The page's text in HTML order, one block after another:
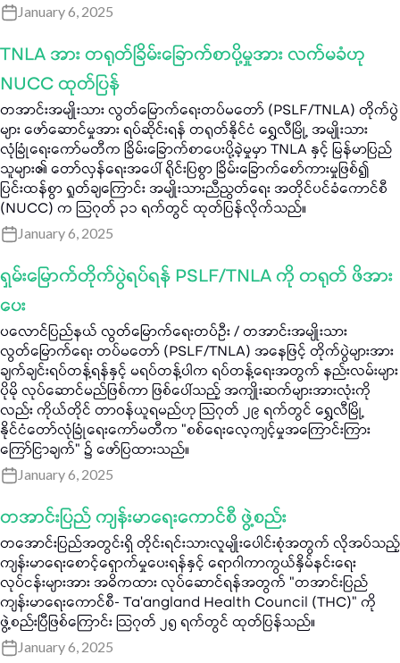
January 6, 2025
TNLA အား တရုတ်ခြိမ်းခြောက်စာပို့မှုအား လက်မခံဟု
NUCC ထုတ်ပြန်
တအာင်းအမျိုးသား လွတ်မြောက်ရေးတပ်မတော် (PSLF/TNLA) တိုက်ပွဲ
များ ဖော်ဆောင်မှုအား ရပ်ဆိုင်းရန် တရုတ်နိုင်ငံ ရွှေလီမြို့ အမျိုးသား
လုံခြုံရေးကော်မတီက ခြိမ်းခြောက်စာပေးပို့ခဲ့မှုမှာ TNLA နှင့် မြန်မာပြည်
သူများ၏ တော်လှန်ရေးအပေါ် ရိုင်းပြစွာ ခြိမ်းခြောက်စော်ကားမှုဖြစ်၍
ပြင်းထန်စွာ ရှုတ်ချကြောင်း အမျိုးသားညီညွတ်ရေး အတိုင်ပင်ခံကောင်စီ
(NUCC) က သြဂုတ် ၃၁ ရက်တွင် ထုတ်ပြန်လိုက်သည်။
January 6, 2025
ရှမ်းမြောက်တိုက်ပွဲရပ်ရန် PSLF/TNLA ကို တရုတ် ဖိအား
ပေး
ပလောင်ပြည်နယ် လွတ်မြောက်ရေးတပ်ဦး / တအာင်းအမျိုးသား
လွတ်မြောက်ရေး တပ်မတော် (PSLF/TNLA) အနေဖြင့် တိုက်ပွဲများအား
ချက်ချင်းရပ်တန့်ရန်နှင့် မရပ်တန့်ပါက ရပ်တန့်ရေးအတွက် နည်းလမ်းများ
ပိုမို လုပ်ဆောင်မည်ဖြစ်ကာ ဖြစ်ပေါ်သည့် အကျိုးဆက်များအားလုံးကို
လည်း ကိုယ်တိုင် တာဝန်ယူရမည်ဟု သြဂုတ် ၂၉ ရက်တွင် ရွှေလီမြို့
နိုင်ငံတော်လုံခြုံရေးကော်မတီက "စစ်ရေးလေ့ကျင့်မှုအကြောင်းကြား
ကြော်ငြာချက်" ၌ ဖော်ပြထားသည်။
January 6, 2025
တအာင်းပြည် ကျန်းမာရေးကောင်စီ ဖွဲ့စည်း
တအောင်းပြည်အတွင်းရှိ တိုင်းရင်းသားလူမျိုးပေါင်းစုံအတွက် လိုအပ်သည့်
ကျန်းမာရေးစောင့်ရှောက်မှုပေးရန်နှင့် ရောဂါကာကွယ်နှိမ်နင်းရေး
လုပ်ငန်းများအား အဓိကထား လုပ်ဆောင်ရန်အတွက် "တအာင်းပြည်
ကျန်းမာရေးကောင်စီ- Ta’angland Health Council (THC)" ကို
ဖွဲ့စည်းပြီဖြစ်ကြောင်း သြဂုတ် ၂၅ ရက်တွင် ထုတ်ပြန်သည်။
January 6, 2025